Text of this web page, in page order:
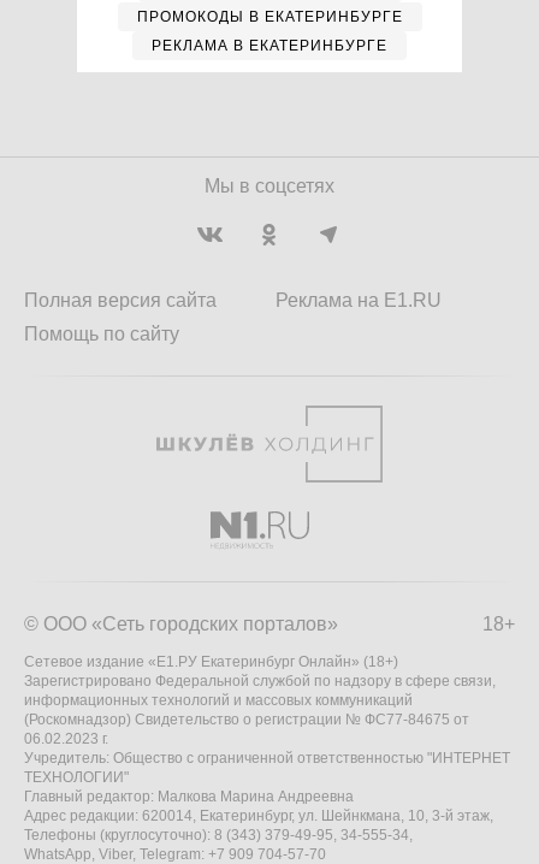
ПРОМОКОДЫ В ЕКАТЕРИНБУРГЕ
РЕКЛАМА В ЕКАТЕРИНБУРГЕ
Мы в соцсетях
Полная версия сайта
Помощь по сайту
Реклама на E1.RU
18+
© ООО «Сеть городских порталов»
Сетевое издание «Е1.РУ Екатеринбург Онлайн» (18+)
Зарегистрировано Федеральной службой по надзору в сфере связи,
информационных технологий и массовых коммуникаций
(Роскомнадзор) Свидетельство о регистрации № ФС77-84675 от
06.02.2023 г.
Учредитель: Общество с ограниченной ответственностью "ИНТЕРНЕТ
ТЕХНОЛОГИИ"
Главный редактор: Малкова Марина Андреевна
Адрес редакции: 620014, Екатеринбург, ул. Шейнкмана, 10, 3-й этаж,
Телефоны (круглосуточно): 8 (343) 379-49-95, 34-555-34,
WhatsApp, Viber, Telegram: +7 909 704-57-70